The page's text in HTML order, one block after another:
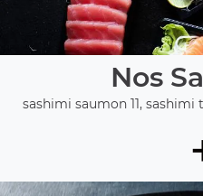
Nos
sashimi saumon 11, sashimi